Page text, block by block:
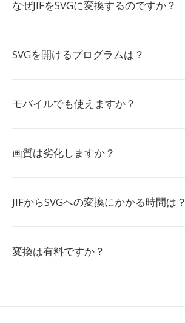
なぜJIFをSVGに変換するのですか？
SVGを開けるプログラムは？
モバイルでも使えますか？
画質は劣化しますか？
JIFからSVGへの変換にかかる時間は？
変換は有料ですか？